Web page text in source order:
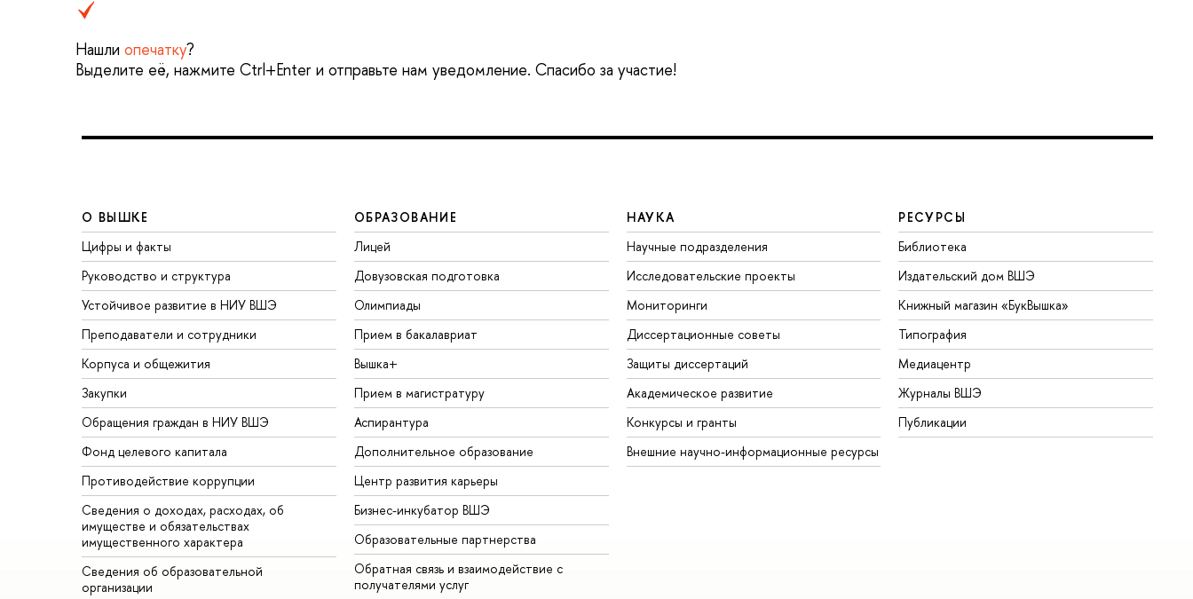
Нашли опечатку?
Выделите её, нажмите Ctrl+Enter и отправьте нам уведомление. Спасибо за участие!
О ВЫШКЕ
Цифры и факты
Руководство и структура
Устойчивое развитие в НИУ ВШЭ
Преподаватели и сотрудники
Корпуса и общежития
Закупки
Обращения граждан в НИУ ВШЭ
Фонд целевого капитала
Противодействие коррупции
Сведения о доходах, расходах, об
имуществе и обязательствах
имущественного характера
Сведения об образовательной
организации
ОБРАЗОВАНИЕ
Лицей
Довузовская подготовка
Олимпиады
Прием в бакалавриат
Вышка+
Прием в магистратуру
Аспирантура
Дополнительное образование
Центр развития карьеры
Бизнес-инкубатор ВШЭ
Образовательные партнерства
Обратная связь и взаимодействие с
получателями услуг
НАУКА
Научные подразделения
Исследовательские проекты
Мониторинги
Диссертационные советы
Защиты диссертаций
Академическое развитие
Конкурсы и гранты
Внешние научно-информационные ресурсы
РЕСУРСЫ
Библиотека
Издательский дом ВШЭ
Книжный магазин «БукВышка»
Типография
Медиацентр
Журналы ВШЭ
Публикации